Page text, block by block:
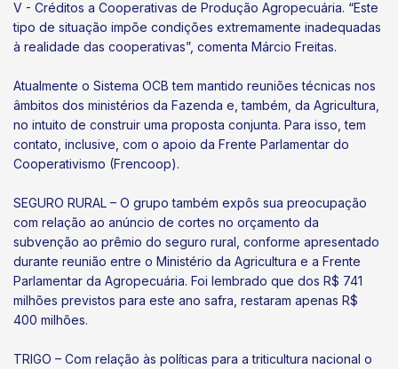
V - Créditos a Cooperativas de Produção Agropecuária. “Este
tipo de situação impõe condições extremamente inadequadas
à realidade das cooperativas”, comenta Márcio Freitas.
Atualmente o Sistema OCB tem mantido reuniões técnicas nos
âmbitos dos ministérios da Fazenda e, também, da Agricultura,
no intuito de construir uma proposta conjunta. Para isso, tem
contato, inclusive, com o apoio da Frente Parlamentar do
Cooperativismo (Frencoop).
SEGURO RURAL – O grupo também expôs sua preocupação
com relação ao anúncio de cortes no orçamento da
subvenção ao prêmio do seguro rural, conforme apresentado
durante reunião entre o Ministério da Agricultura e a Frente
Parlamentar da Agropecuária. Foi lembrado que dos R$ 741
milhões previstos para este ano safra, restaram apenas R$
400 milhões.
TRIGO – Com relação às políticas para a triticultura nacional o